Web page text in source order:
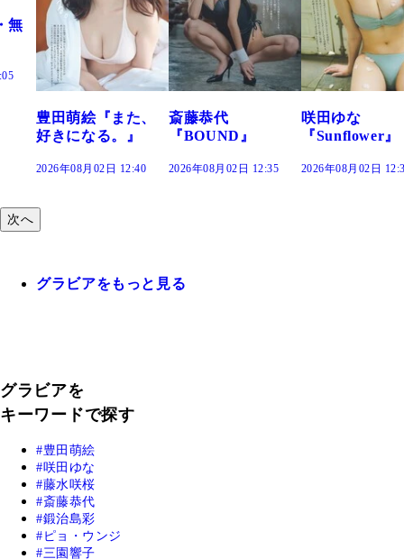
斎藤恭代
『BOUND』
2026年08月02日 12:35
咲田ゆな
『Sunflower』
2026年08月02日 12:30
藤水咲桜『花
だまり』
2026年08月02日
次へ
グラビアをもっと見る
グラビアを
キーワードで探す
豊田萌絵
咲田ゆな
藤水咲桜
斎藤恭代
鍛治島彩
ピョ・ウンジ
三園響子